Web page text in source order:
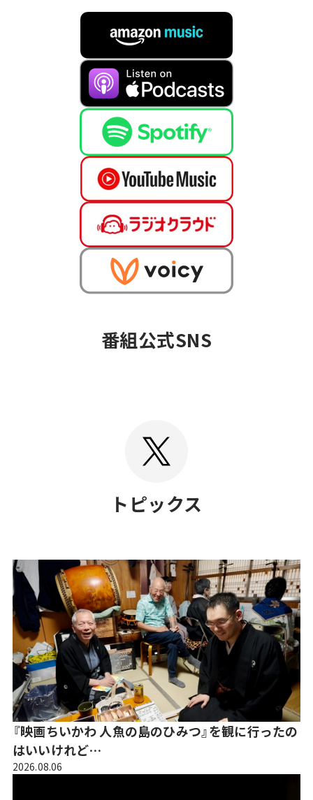
番組公式SNS
OFFICIAL
SNS
トピックス
TOPICS
『映画ちいかわ 人魚の島のひみつ』を観に行ったの
はいいけれど…
2026.08.06